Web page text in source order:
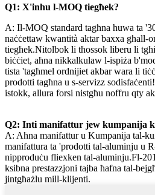
Q1: X'inhu l-MOQ tiegħek?
A: Il-MOQ standard tagħna huwa ta
naċċettaw kwantità aktar baxxa għall-
tiegħek.Nitolbok li tħossok liberu li
biċċiet, aħna nikkalkulaw l-ispiża
tista 'tagħmel ordnijiet akbar wara li
prodotti tagħna u s-servizz
istokk, allura forsi nistgħu noffru qty
Q2: Inti manifattur jew kumpanija
A: Aħna manifattur u Kumpanija tal-
manifattura ta 'prodotti tal-aluminju u
nipproduċu fliexken tal-aluminju.Fl-
ksibna prestazzjoni tajba ħafna tal-
jintgħażlu mill-klijenti.